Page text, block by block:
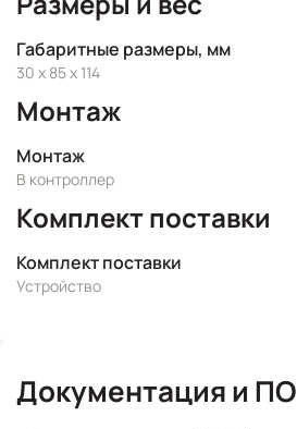
Габаритные размеры, мм
30 x 85 x 114
Монтаж
Монтаж
В контроллер
Комплект поставки
Комплект поставки
Устройство
Документация и ПО